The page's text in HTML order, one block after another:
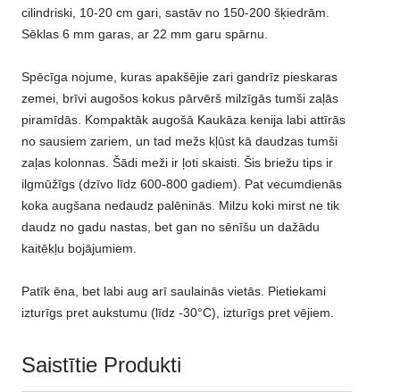
cilindriski, 10-20 cm gari, sastāv no 150-200 šķiedrām.
Sēklas 6 mm garas, ar 22 mm garu spārnu.
Spēcīga nojume, kuras apakšējie zari gandrīz pieskaras
zemei, brīvi augošos kokus pārvērš milzīgās tumši zaļās
piramīdās. Kompaktāk augošā Kaukāza kenija labi attīrās
no sausiem zariem, un tad mežs kļūst kā daudzas tumši
zaļas kolonnas. Šādi meži ir ļoti skaisti. Šis briežu tips ir
ilgmūžīgs (dzīvo līdz 600-800 gadiem). Pat vecumdienās
koka augšana nedaudz palēninās. Milzu koki mirst ne tik
daudz no gadu nastas, bet gan no sēnīšu un dažādu
kaitēkļu bojājumiem.
Patīk ēna, bet labi aug arī saulainās vietās. Pietiekami
izturīgs pret aukstumu (līdz -30°C), izturīgs pret vējiem.
Saistītie Produkti